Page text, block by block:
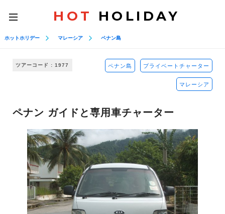
toggle
navigation
HOT HOLIDAY
ホットホリデー マレーシア ペナン島
ツアーコード : 1977 ペナン島 プライベートチャーター
マレーシア
ペナン ガイドと専用車チャーター